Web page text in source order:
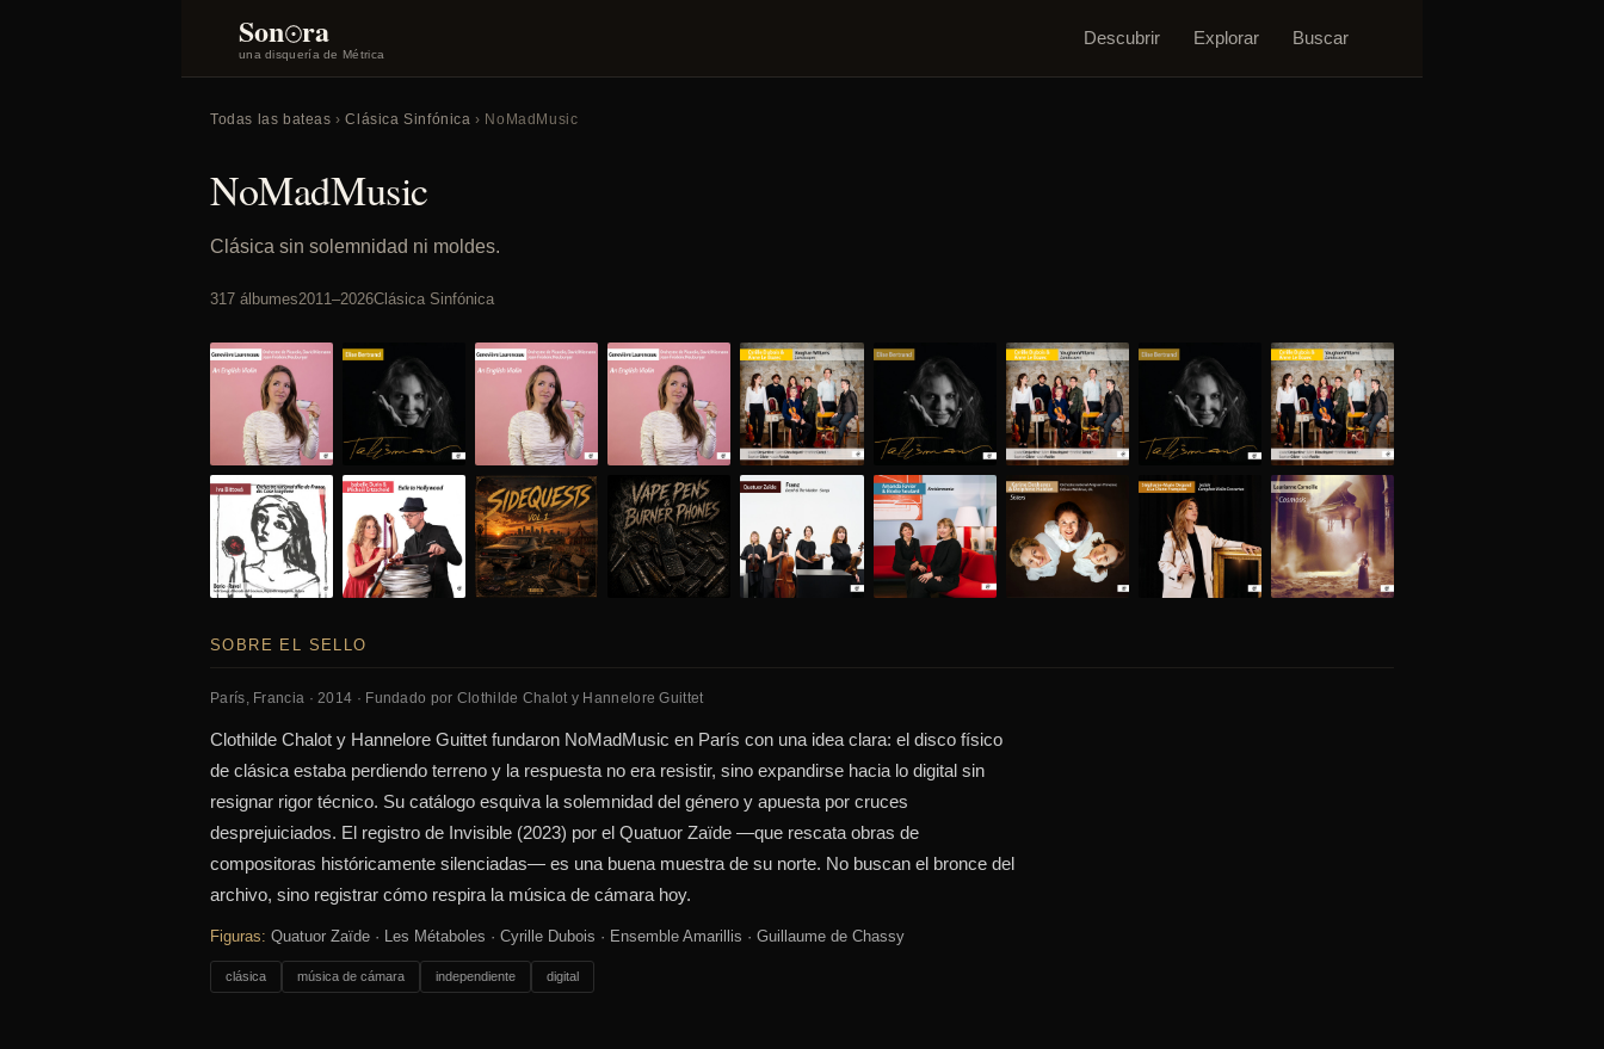
Son o
ra
una disquería de Métrica
Descubrir Explorar Buscar
Todas las bateas ›Clásica Sinfónica › NoMadMusic
NoMadMusic
Clásica sin solemnidad ni moldes.
317 álbumes2011–2026Clásica Sinfónica
SOBRE EL SELLO
París, Francia · 2014 · Fundado por Clothilde Chalot y Hannelore Guittet
Clothilde Chalot y Hannelore Guittet fundaron NoMadMusic en París con una idea clara: el disco físico
de clásica estaba perdiendo terreno y la respuesta no era resistir, sino expandirse hacia lo digital sin
resignar rigor técnico. Su catálogo esquiva la solemnidad del género y apuesta por cruces
desprejuiciados. El registro de Invisible (2023) por el Quatuor Zaïde —que rescata obras de
compositoras históricamente silenciadas— es una buena muestra de su norte. No buscan el bronce del
archivo, sino registrar cómo respira la música de cámara hoy.
Figuras: Quatuor Zaïde · Les Métaboles · Cyrille Dubois · Ensemble Amarillis · Guillaume de Chassy
clásica música de cámara independiente digital